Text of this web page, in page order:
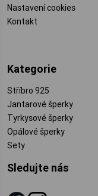
Nastavení cookies
Kontakt
Kategorie
Stříbro 925
Jantarové šperky
Tyrkysové šperky
Opálové šperky
Sety
Sledujte nás